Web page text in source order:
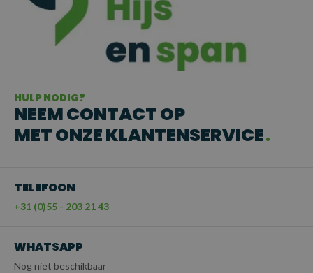
HULP NODIG?
NEEM CONTACT OP
MET ONZE KLANTENSERVICE
TELEFOON
+31 (0)55 - 203 21 43
WHATSAPP
Nog niet beschikbaar